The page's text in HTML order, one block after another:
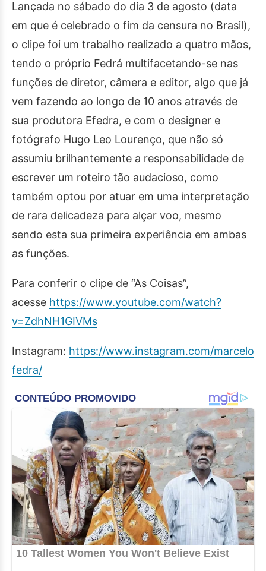
Lançada no sábado do dia 3 de agosto (data
em que é celebrado o fim da censura no Brasil),
o clipe foi um trabalho realizado a quatro mãos,
tendo o próprio Fedrá multifacetando-se nas
funções de diretor, câmera e editor, algo que já
vem fazendo ao longo de 10 anos através de
sua produtora Efedra, e com o designer e
fotógrafo Hugo Leo Lourenço, que não só
assumiu brilhantemente a responsabilidade de
escrever um roteiro tão audacioso, como
também optou por atuar em uma interpretação
de rara delicadeza para alçar voo, mesmo
sendo esta sua primeira experiência em ambas
as funções.
Para conferir o clipe de “As Coisas”,
acesse https://www.youtube.com/watch?
v=ZdhNH1GIVMs
Instagram: https://www.instagram.com/marcelo
fedra/